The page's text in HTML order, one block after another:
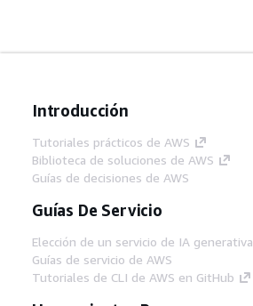
Introducción
Tutoriales prácticos de AWS
Biblioteca de soluciones de AWS
Guías de decisiones de AWS
Guías De Servicio
Elección de un servicio de IA generativa
Guías de servicio de AWS
Tutoriales de CLI de AWS en GitHub